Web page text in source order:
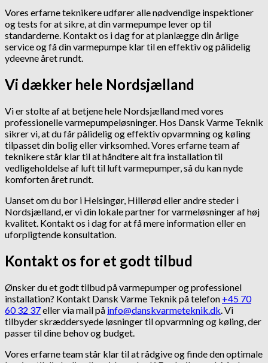
Vores erfarne teknikere udfører alle nødvendige inspektioner
og tests for at sikre, at din varmepumpe lever op til
standarderne. Kontakt os i dag for at planlægge din årlige
service og få din varmepumpe klar til en effektiv og pålidelig
ydeevne året rundt.
Vi dækker hele Nordsjælland
Vi er stolte af at betjene hele Nordsjælland med vores
professionelle varmepumpeløsninger. Hos Dansk Varme Teknik
sikrer vi, at du får pålidelig og effektiv opvarmning og køling
tilpasset din bolig eller virksomhed. Vores erfarne team af
teknikere står klar til at håndtere alt fra installation til
vedligeholdelse af luft til luft varmepumper, så du kan nyde
komforten året rundt.
Uanset om du bor i Helsingør, Hillerød eller andre steder i
Nordsjælland, er vi din lokale partner for varmeløsninger af høj
kvalitet. Kontakt os i dag for at få mere information eller en
uforpligtende konsultation.
Kontakt os for et godt tilbud
Ønsker du et godt tilbud på varmepumper og professionel
installation? Kontakt Dansk Varme Teknik på telefon +45 70
60 32 37eller via mail på info@danskvarmeteknik.dk. Vi
tilbyder skræddersyede løsninger til opvarmning og køling, der
passer til dine behov og budget.
Vores erfarne team står klar til at rådgive og finde den optimale